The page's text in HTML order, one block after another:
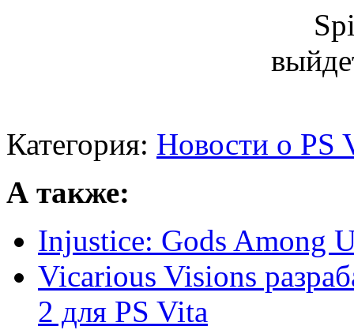
Категория: Новости о PS
А также:
Injustice: Gods Among
Vicarious Visions
2 для PS Vita